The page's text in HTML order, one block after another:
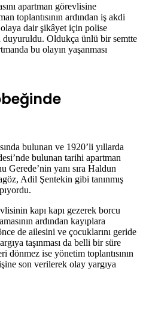
apartman görevlisine
toplantısının ardından iş akdi
dair şikâyet için polise
duyuruldu. Oldukça ünlü bir semtte
bu olayın yaşanması
bulunan ve 1920’li yıllarda
bulunan tarihi apartman
Gerede’nin yanı sıra Haldun
Adil Şentekin gibi tanınmış
kapı kapı gezerek borcu
ardından kayıplara
de ailesini ve çocuklarını geride
taşınması da belli bir süre
dönmez ise yönetim toplantısının
son verilerek olay yargıya